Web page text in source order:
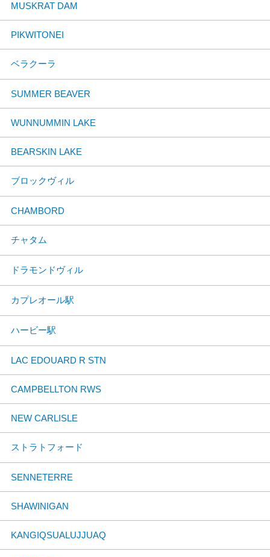
MUSKRAT DAM
PIKWITONEI
ベラクーラ
SUMMER BEAVER
WUNNUMMIN LAKE
BEARSKIN LAKE
ブロックヴィル
CHAMBORD
チャタム
ドラモンドヴィル
カプレオール駅
ハービー駅
LAC EDOUARD R STN
CAMPBELLTON RWS
NEW CARLISLE
ストラトフォード
SENNETERRE
SHAWINIGAN
KANGIQSUALUJJUAQ